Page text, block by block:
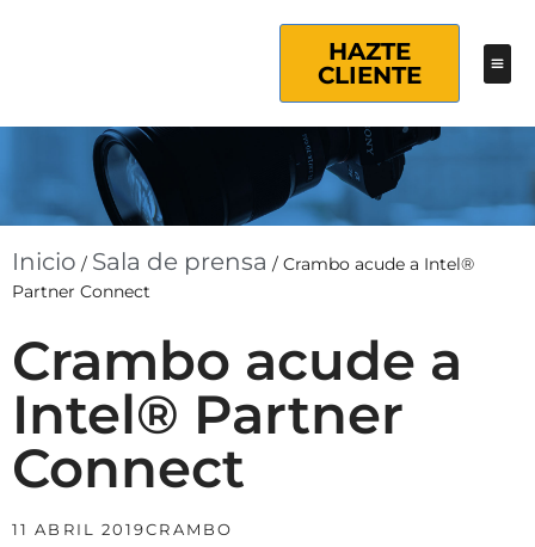
HAZTE
CLIENTE
Inicio / Sala de prensa / Crambo acude a Intel®
Partner Connect
Crambo acude a
Intel® Partner
Connect
11 ABRIL 2019CRAMBO